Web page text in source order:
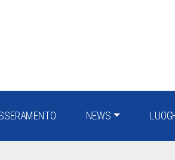
NEWS